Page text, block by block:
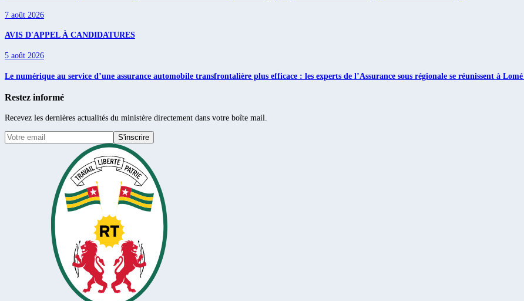
7 août 2026
AVIS D'APPEL À CANDIDATURES
5 août 2026
Le numérique au service d’une assurance automobile transfrontalière plus efficace : les experts de l’Assurance sous régionale se réunissent à
Restez informé
Recevez les dernières actualités du ministère directement dans votre boîte mail.
S'inscrire